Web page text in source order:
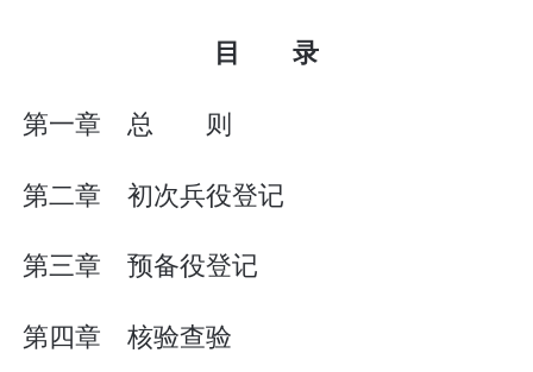
目 录
第一章 总 则
第二章 初次兵役登记
第三章 预备役登记
第四章 核验查验